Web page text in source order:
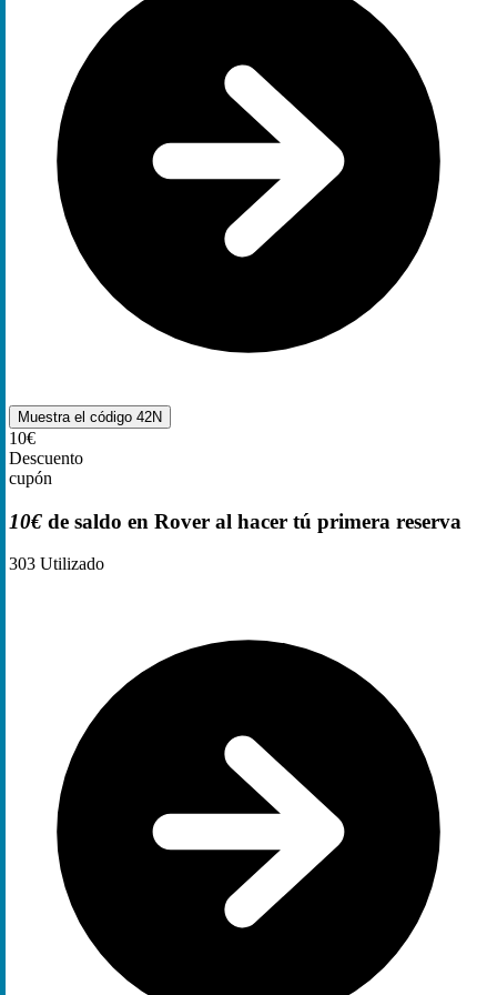
Muestra el código 42N
10€
Descuento
cupón
10€ de saldo en Rover al hacer tú primera reserva
303 Utilizado